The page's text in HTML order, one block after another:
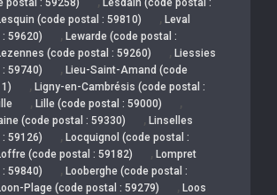
(code postal : 59810) , Leval
59620)
, Lewarde (code postal :
(code postal : 59260) , Liessies
59740)
, Lieu-Saint-Amand (code
, Ligny-en-Cambrésis (code postal :
, Lille (code postal : 59000) ,
(code postal : 59330) , Linselles
59126)
, Locquignol (code postal :
(code postal : 59182) , Lompret
59840)
, Looberghe (code postal :
Plage (code postal : 59279) , Loos